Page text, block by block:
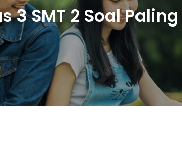
3 SMT 2 Soal